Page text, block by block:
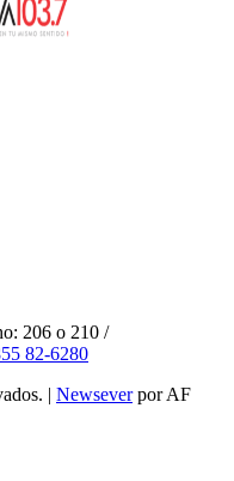
206 o 210 /
82-6280
| Newseverpor AF